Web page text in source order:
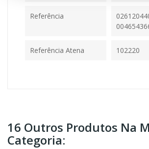
Referência
Referência Atena 102220
16 Outros Produtos Na
Categoria: